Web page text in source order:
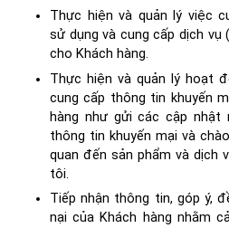
Thực hiện và quản lý việc
sử dụng và cung cấp dịch vụ
cho Khách hàng.
Thực hiện và quản lý hoạt
cung cấp thông tin khuyến
hàng như gửi các cập nhật
thông tin khuyến mại và
quan đến sản phẩm và dịch
tôi.
Tiếp nhận thông tin, góp ý,
nại của Khách hàng nhằm